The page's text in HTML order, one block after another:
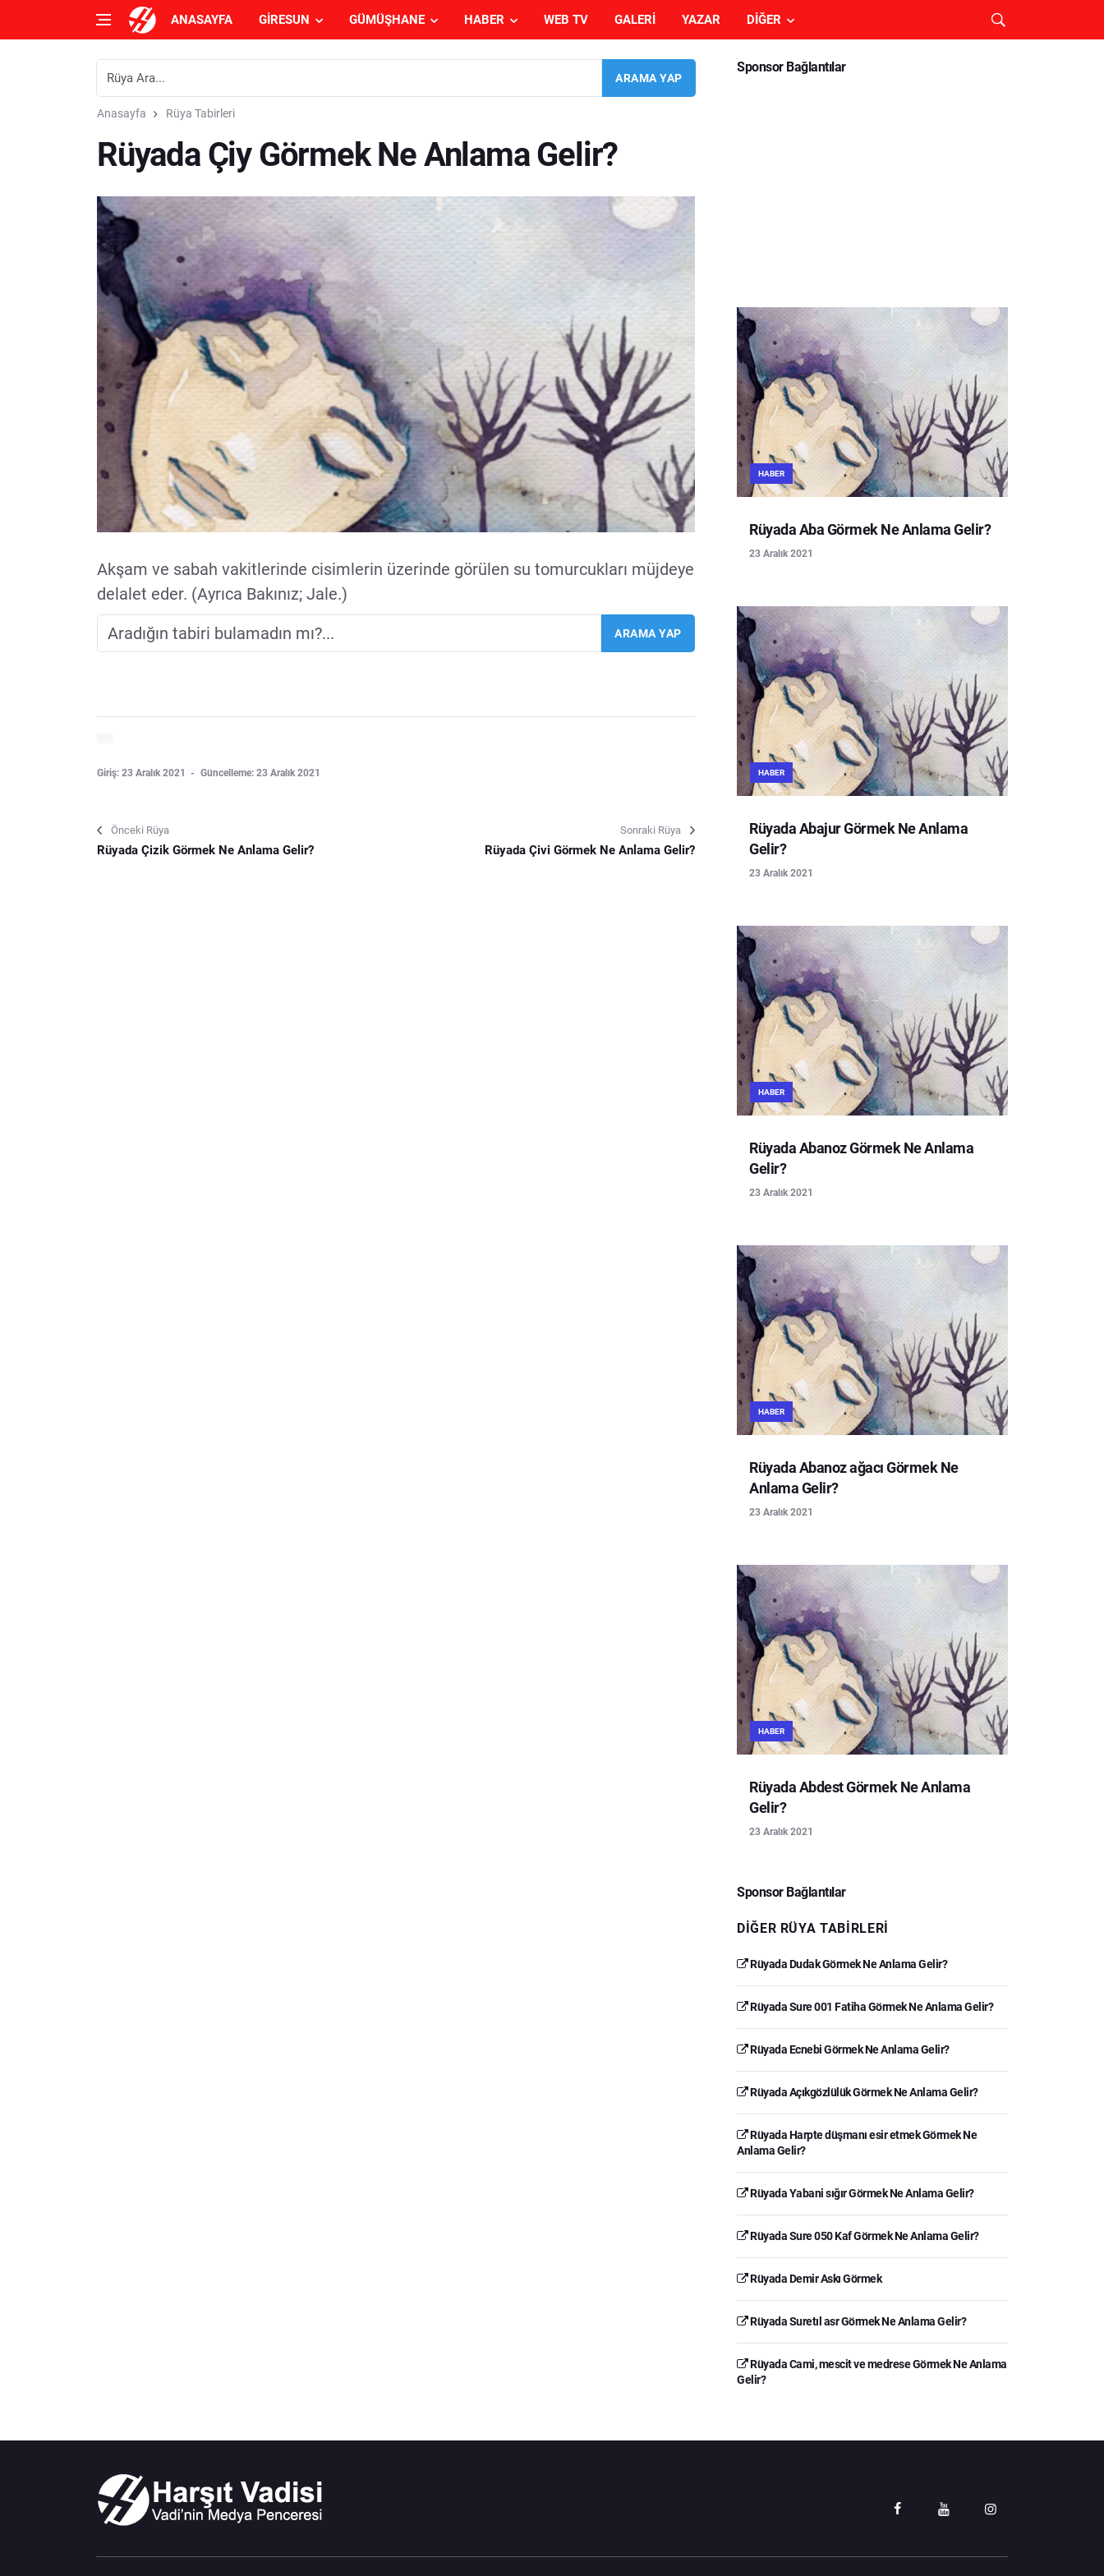
ANASAYFA GIRESUN GÜMÜŞHANE HABER WEB TV GALERI YAZAR DIĞER
Anasayfa Rüya Tabirleri
Rüyada Çiy Görmek Ne Anlama Gelir?
Akşam ve sabah vakitlerinde cisimlerin üzerinde görülen su tomurcukları müjdeye
delalet eder. (Ayrıca Bakınız; Jale.)
Giriş: 23 Aralık 2021 Güncelleme: 23 Aralık 2021
Önceki Rüya
Rüyada Çizik Görmek Ne Anlama Gelir?
Sonraki Rüya
Rüyada Çivi Görmek Ne Anlama Gelir?
Sponsor Bağlantılar
HABER
Rüyada Aba Görmek Ne Anlama Gelir?
23 Aralık 2021
HABER
Rüyada Abajur Görmek Ne Anlama
Gelir?
23 Aralık 2021
HABER
Rüyada Abanoz Görmek Ne Anlama
Gelir?
23 Aralık 2021
HABER
Rüyada Abanoz ağacı Görmek Ne
Anlama Gelir?
23 Aralık 2021
HABER
Rüyada Abdest Görmek Ne Anlama
Gelir?
23 Aralık 2021
Sponsor Bağlantılar
DIĞER RÜYA TABIRLERI
Rüyada Dudak Görmek Ne Anlama Gelir?
Rüyada Sure 001 Fatiha Görmek Ne Anlama Gelir?
Rüyada Ecnebi Görmek Ne Anlama Gelir?
Rüyada Açıkgözlülük Görmek Ne Anlama Gelir?
Rüyada Harpte düşmanı esir etmek Görmek Ne
Anlama Gelir?
Rüyada Yabani sığır Görmek Ne Anlama Gelir?
Rüyada Sure 050 Kaf Görmek Ne Anlama Gelir?
Rüyada Demir Askı Görmek
Rüyada Suretıl asr Görmek Ne Anlama Gelir?
Rüyada Cami, mescit ve medrese Görmek Ne Anlama
Gelir?